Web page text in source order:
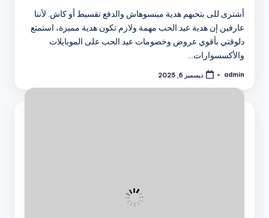
أشترى للى بتحبهم هدية مينسوهاش والدفع تقسيط أو كاش. لأننا
عارفين إن هدية عيد الحب مهمة ولازم تكون هدية مميزة، استمتع
دلوقتي بأقوي عروض وخصومات عيد الحب على الموبايلات
والأكسسوارات…
تمّ
بواسطة
admin ديسمبر 6, 2025